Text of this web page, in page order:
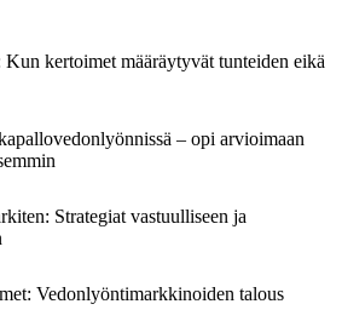
kertoimet määräytyvät tunteiden eikä
– opi arvioimaan
Strategiat vastuulliseen ja
Vedonlyöntimarkkinoiden talous